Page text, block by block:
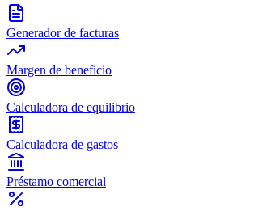
Generador de facturas
Margen de beneficio
Calculadora de equilibrio
Calculadora de gastos
Préstamo comercial